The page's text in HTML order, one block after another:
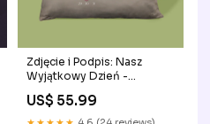
Zdjęcie i Podpis: Nasz
Wyjątkowy Dzień -
Size:50x50
US$ 55.99